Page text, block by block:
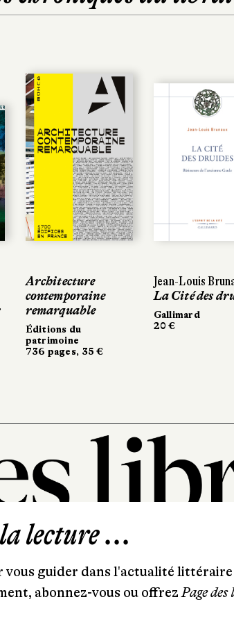
Architecture
contemporaine
remarquable
Éditions du
patrimoine
736 pages, 35 €
Jean-Louis
La Cité des
Gallimard
20 €
Architecture
contemporaine
remarquable
Éditions du
patrimoine
736 pages, 35 €
Jean-Louis
La Cité des
Gallimard
20 €
101, rue Saint-Lazare
T. 01 44 41 97 20
lecture ...
guider dans l'actualité
abonnez-vous ou offrezPage